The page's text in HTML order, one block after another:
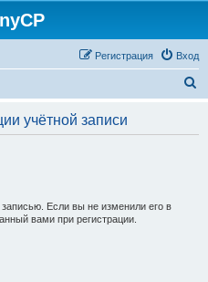
Вход
Регистрация
учётной записи
Если вы не изменили его в
вами при регистрации.